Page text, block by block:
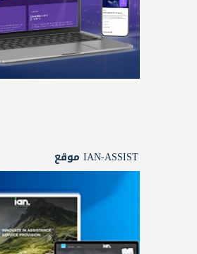
IAN-ASSIST موقع